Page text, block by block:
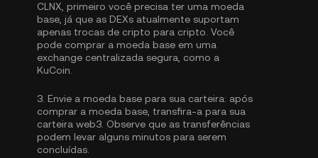
CLNX, primeiro você precisa ter uma moeda
base, já que as DEXs atualmente suportam
apenas trocas de cripto para cripto. Você
pode comprar a moeda base em uma
exchange centralizada segura, como a
KuCoin.
3. Envie a moeda base para sua carteira: após
comprar a moeda base, transfira-a para sua
carteira web3. Observe que as transferências
podem levar alguns minutos para serem
concluídas.